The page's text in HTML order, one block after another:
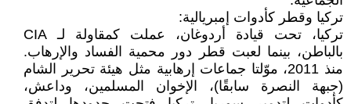
تركيا وقطر كأدوات إمبريالية:
تركيا، تحت قيادة أردوغان، عملت كمقاولة لـ CIA
بالباطن، بينما لعبت قطر دور محمية الفساد والإرهاب.
منذ 2011، موّلتا جماعات إرهابية مثل هيئة تحرير الشام
(جبهة النصرة سابقًا)، الإخوان المسلمين، وداعش،